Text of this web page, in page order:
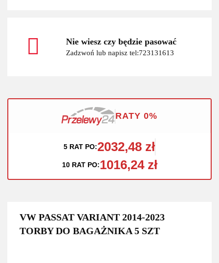
Nie wiesz czy będzie pasować
Zadzwoń lub napisz tel:723131613
RATY 0%
5 RAT PO:2032,48 zł
10 RAT PO:1016,24 zł
VW PASSAT VARIANT 2014-2023
TORBY DO BAGAŻNIKA 5 SZT